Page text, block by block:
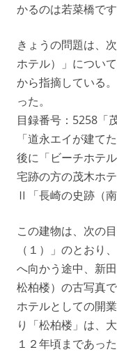
かるのは若菜橋で
きょうの問題は、
ホテル）」につい
から指摘している
った。
目録番号：5258「
「道永エイが建て
後に「ビーチホテ
宅跡の方の茂木ホ
Ⅱ「長崎の史跡（
この建物は、次の
（１）」のとおり
へ向かう途中、新
松柏楼）の古写真で
ホテルとしての開
り「松柏楼」は、
１２年頃まであっ